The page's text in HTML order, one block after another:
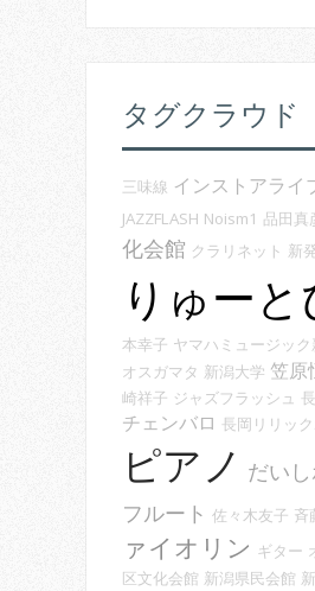
タグクラウド
三味線 インストアライ
JAZZFLASH Noism1 品田真
化会館 クラリネット 新
りゅーと
本幸子 ヤマハミュージッ
オスガマタ 新潟大学 笠原
崎祥子 ジャズフラッシュ
チェンバロ 長岡リリッ
ピアノ だい
フルート 佐々木友子 斉
ァイオリン ギター
区文化会館 新潟県民会館